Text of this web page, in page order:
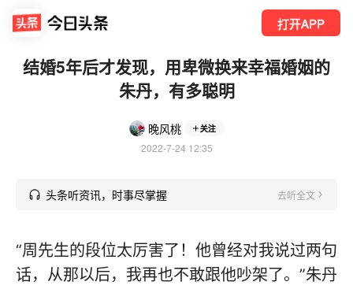
打开APP
结婚5年后才发现，用卑微换来幸福婚姻的
朱丹，有多聪明
晚风桃 关注
2022-7-24 12:35
头条听资讯，时事尽掌握 去听全文
“周先生的段位太厉害了！他曾经对我说过两句
话，从那以后，我再也不敢跟他吵架了。”朱丹